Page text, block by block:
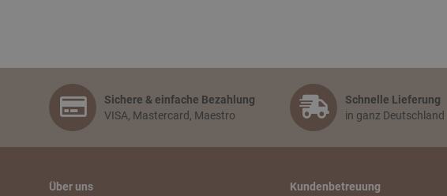
Sichere & einfache Bezahlung
VISA, Mastercard, Maestro
Schnelle Lieferung
in ganz Deutschland
Über uns Kundenbetreuung